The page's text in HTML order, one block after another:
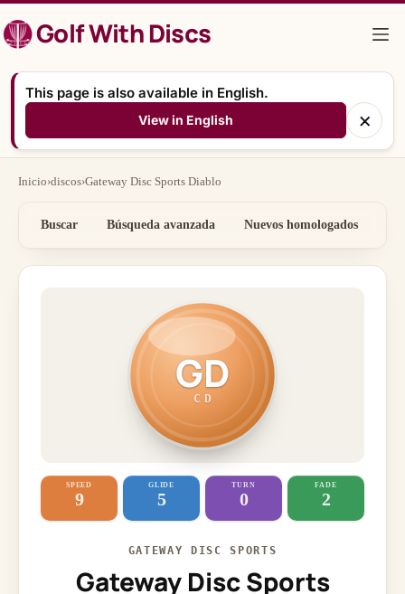
al
contenidoGolf With Discs
This page is also available in English.
View in English ×
Inicio›discos›Gateway Disc Sports Diablo
Buscar Búsqueda avanzada Nuevos homologados
GD
CD
SPEED
9
GLIDE
5
TURN
0
FADE
2
GATEWAY DISC SPORTS
Gateway Disc Sports